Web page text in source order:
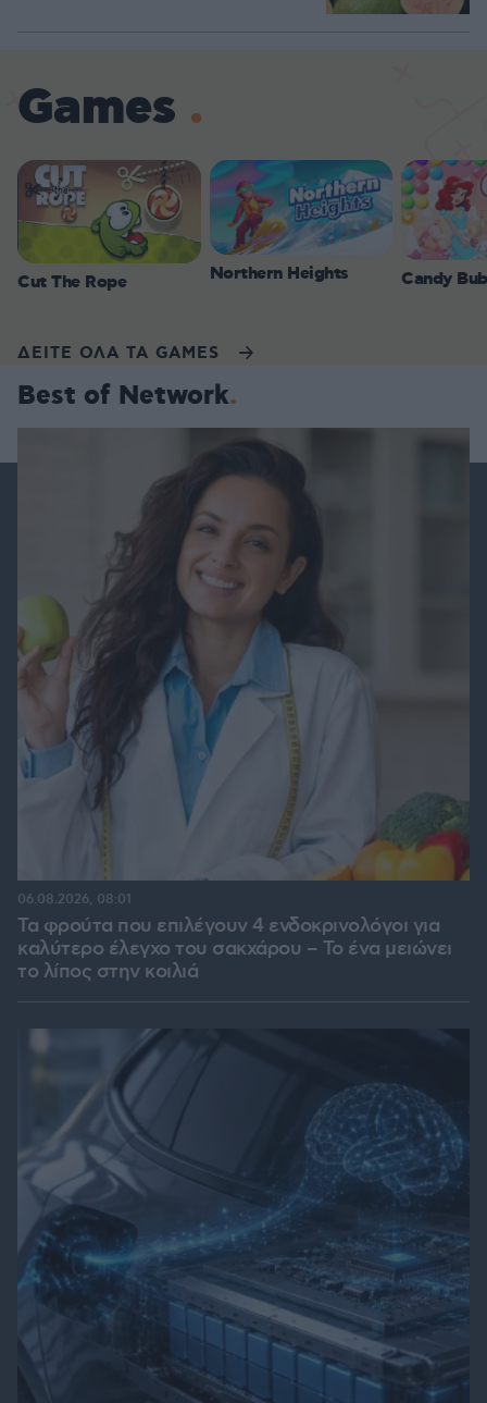
Games
Cut The Rope Northern Heights Candy
ΔΕΙΤΕ ΟΛΑ ΤΑ GAMES
Best of Network
Τα φρούτα που επιλέγουν 4 ενδοκρινολόγοι για
καλύτερο έλεγχο του σακχάρου – Το ένα μειώνει
το λίπος στην κοιλιά
06.08.2026, 08:01